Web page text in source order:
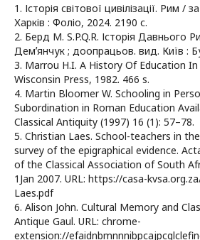
1. Історія світової цивілізації. Рим /
Харків : Фоліо, 2024. 2190 с.
2. Берд М. S.P.Q.R. Історія Давнього
Демʼянчук ; доопрацьов. вид. Київ :
3. Marrou H.I. A History Of Education
Wisconsin Press, 1982. 466 s.
4. Martin Bloomer W. Schooling in
Subordination in Roman Education
Classical Antiquity (1997) 16 (1): 57–78.
5. Christian Laes. School-teachers in
survey of the epigraphical evidence.
of the Classical Association of South
1Jan 2007. URL: https://casa-
Laes.pdf
6. Alison John. Cultural Memory and
Antique Gaul. URL: chrome-
extension://